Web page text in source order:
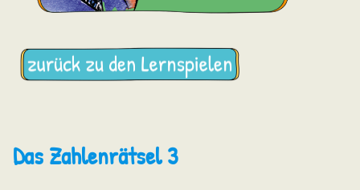
Das Zahlenrätsel 3